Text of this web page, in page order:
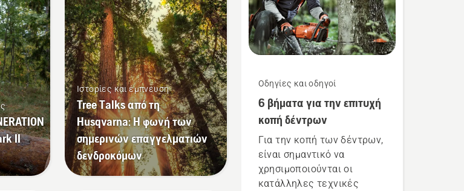
II
Ιστορίες και έμπνευση
Tree Talks από τη
Husqvarna: Η φωνή των
σημερινών επαγγελματιών
δενδροκόμων
Οδηγίες και οδηγοί
6 βήματα για την επιτυχή
κοπή δέντρων
Για την κοπή των δέντρων,
είναι σημαντικό να
χρησιμοποιούνται οι
κατάλληλες τεχνικές